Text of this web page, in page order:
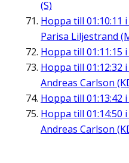
(S)
Hoppa till 01:10:11
Parisa Liljestrand
Hoppa till 01:11:15
Hoppa till 01:12:32
Andreas Carlson
Hoppa till 01:13:42
Hoppa till 01:14:50
Andreas Carlson